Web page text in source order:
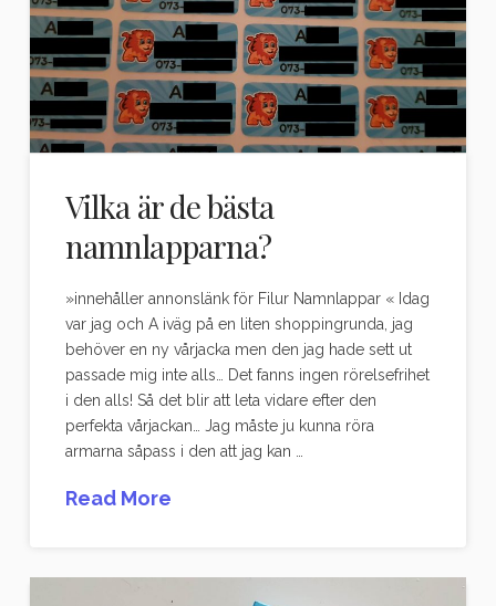
Vilka är de bästa
namnlapparna?
»innehåller annonslänk för Filur Namnlappar « Idag
var jag och A iväg på en liten shoppingrunda, jag
behöver en ny vårjacka men den jag hade sett ut
passade mig inte alls… Det fanns ingen rörelsefrihet
i den alls! Så det blir att leta vidare efter den
perfekta vårjackan… Jag måste ju kunna röra
armarna såpass i den att jag kan …
Read More